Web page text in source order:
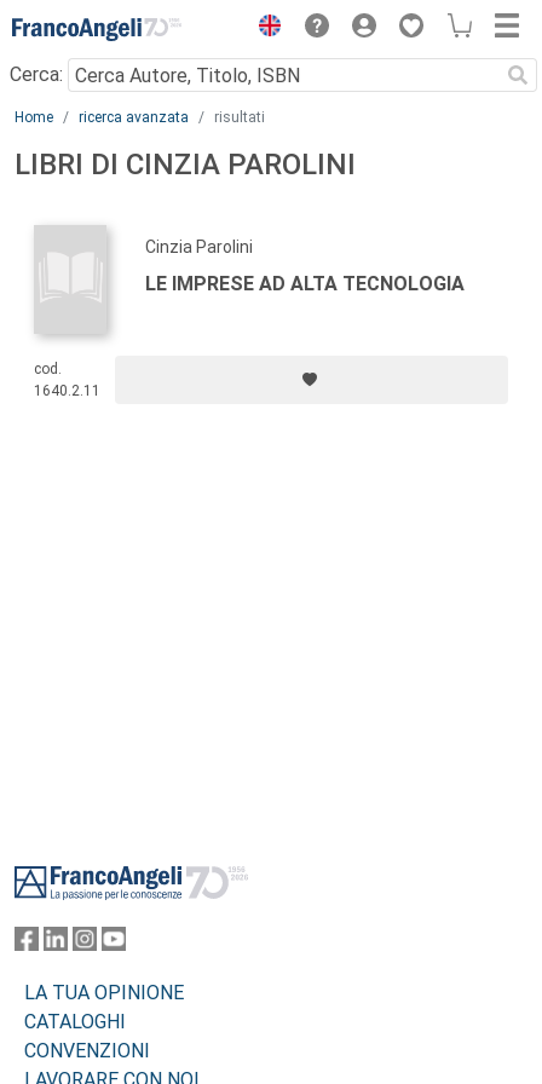
Menu
Cerca:
Main content
Home ricerca avanzata risultati
LIBRI DI CINZIA PAROLINI
Cinzia Parolini
LE IMPRESE AD ALTA TECNOLOGIA
cod.
1640.2.11
LA TUA OPINIONE
CATALOGHI
CONVENZIONI